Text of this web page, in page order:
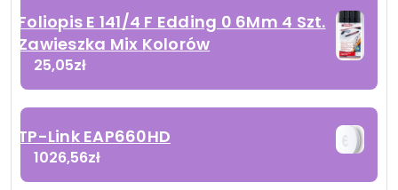
Foliopis E 141/4 F Edding 0 6Mm 4 Szt.
Zawieszka Mix Kolorów
25,05zł
TP-Link EAP660HD
1026,56zł